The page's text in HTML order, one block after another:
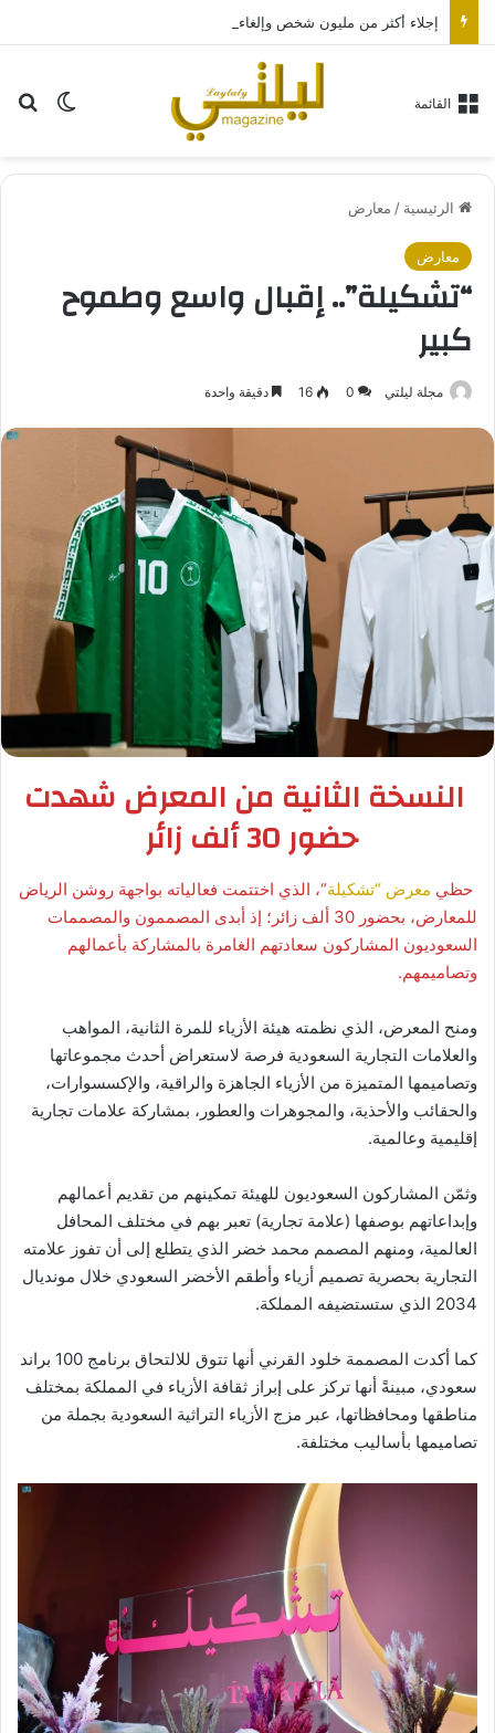
الوضع القائمة
الرئيسية / معارض
معارض
“تشكيلة”.. إقبال واسع وطموح
كبير
مجلة ليلتي 0
16 دقيقة واحدة
النسخة الثانية من المعرض شهدت
حضور 30 ألف زائر
حظي معرض “تشكيلة“، الذي اختتمت فعالياته بواجهة روشن الرياض
للمعارض، بحضور 30 ألف زائر؛ إذ أبدى المصممون والمصممات
السعوديون المشاركون سعادتهم الغامرة بالمشاركة بأعمالهم
وتصاميمهم.
ومنح المعرض، الذي نظمته هيئة الأزياء للمرة الثانية، المواهب
والعلامات التجارية السعودية فرصة لاستعراض أحدث مجموعاتها
وتصاميمها المتميزة من الأزياء الجاهزة والراقية، والإكسسوارات،
والحقائب والأحذية، والمجوهرات والعطور، بمشاركة علامات تجارية
إقليمية وعالمية.
وثمّن المشاركون السعوديون للهيئة تمكينهم من تقديم أعمالهم
وإبداعاتهم بوصفها (علامة تجارية) تعبر بهم في مختلف المحافل
العالمية، ومنهم المصمم محمد خضر الذي يتطلع إلى أن تفوز علامته
التجارية بحصرية تصميم أزياء وأطقم الأخضر السعودي خلال مونديال
2034 الذي ستستضيفه المملكة.
كما أكدت المصممة خلود القرني أنها تتوق للالتحاق برنامج 100 براند
سعودي، مبينةً أنها تركز على إبراز ثقافة الأزياء في المملكة بمختلف
مناطقها ومحافظاتها، عبر مزج الأزياء التراثية السعودية بجملة من
تصاميمها بأساليب مختلفة.